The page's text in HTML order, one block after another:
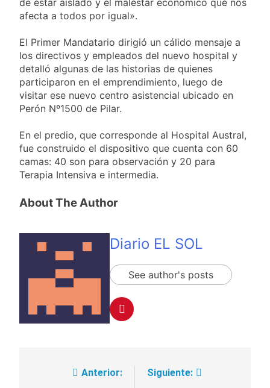
afecta a todos por igual».
El Primer Mandatario dirigió un cálido mensaje a
los directivos y empleados del nuevo hospital y
detalló algunas de las historias de quienes
participaron en el emprendimiento, luego de
visitar ese nuevo centro asistencial ubicado en
Perón Nº1500 de Pilar.
En el predio, que corresponde al Hospital Austral,
fue construido el dispositivo que cuenta con 60
camas: 40 son para observación y 20 para
Terapia Intensiva e intermedia.
About The Author
Diario EL SOL
See author's posts
Navegación
Anterior:
Siguiente: